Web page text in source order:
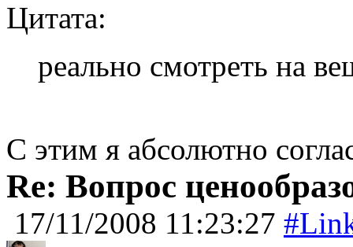
Цитата:
реально смотреть на
С этим я абсолютно
Re: Вопрос
17/11/2008 11:23:27